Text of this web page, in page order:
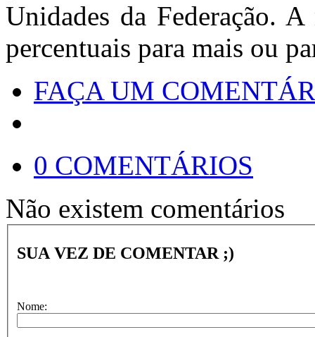
Unidades da Federação.
percentuais para mais ou
FAÇA UM
0 COMENTÁRIOS
Não existem comentários
SUA VEZ DE COMENTAR ;)
Nome: